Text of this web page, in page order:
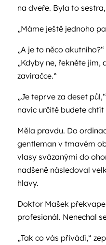
na dveře. Byla to
„Máme ještě jednoho
„A je to něco
„Kdyby ne, řekněte jim,
zavíračce.“
„Je teprve za deset
navíc určitě budete chtít
Měla pravdu. Do
gentleman v tmavém
vlasy svázanými do
nadšeně následoval
hlavy.
Doktor Mašek
profesionál. Nenechal
„Tak co vás přivádí,“